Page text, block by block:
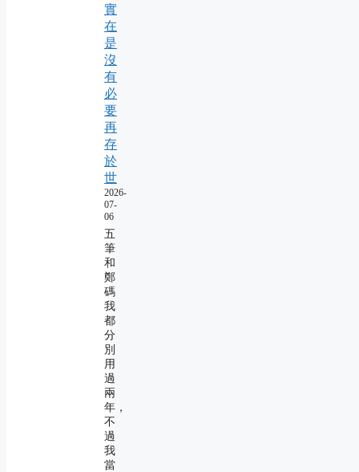
實
在
是
沒
有
必
要
再
存
於
世
2026-
07-
06
五
筆
和
鄭
碼
我
都
分
別
用
過
兩
年，
不
過
我
當